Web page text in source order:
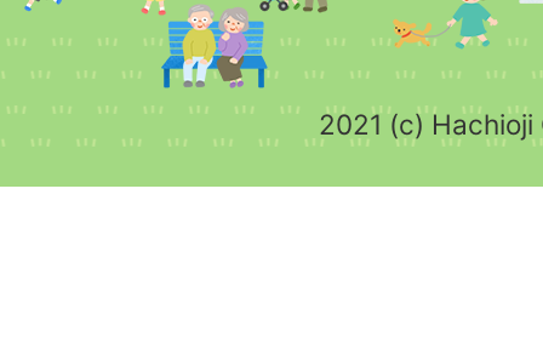
2021 (c) Hachioji